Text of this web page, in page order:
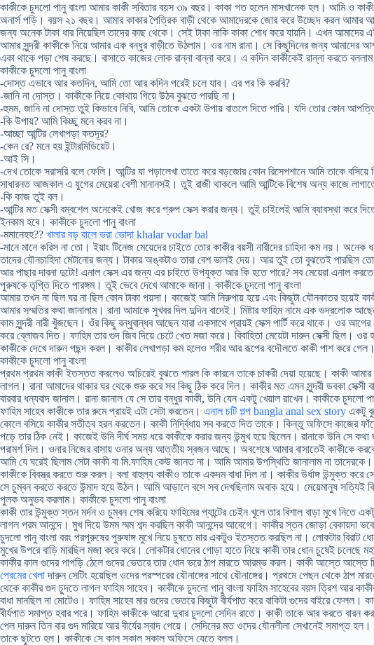
কাকীকে চুদলো পানু বাংলা আমার কাকী সবিতার বয়স ৩৯ বছর। কাকা গত হলেন মাসখানেক হল। আমি ও
অনার্স পড়ি। বয়স ২১ বছর। আমার কাকার পৈত্রিক বাড়ী থেকে আমাদেরকে জোর করে উচ্ছেদ করল
জন্য অনেক টাকা ধার নিয়েছিল তাদের কাছ থেকে। সেই টাকা নাকি কাকা শোধ করে যায়নি। এখন আমাদের
আমার সুন্দরী কাকীকে নিয়ে আমার এক বন্ধুর বাড়ীতে উঠলাম। ওর নাম রানা। সে কিছুদিনের জন্য আমাদের
একা থাকে পড়া শেষ করছে। বাসাতে কাজের লোক রান্না বান্না করে। এ কদিন কাকীকেই রান্না করতে
কাকীকে চুদলো পানু বাংলা
-দোস্ত এভাবে আর কতদিন, আমি তো আর কদিন পরেই চলে যাব। এর পর কি করবি?
-জানি না দোস্ত। কাকীকে নিয়ে কোথায় গিয়ে উঠব বুঝতে পারছি না।
-হুমম, জানি না দোস্ত তুই কিভাবে নিবি, আমি তোকে একটা উপায় বাতলে দিতে পারি। যদি তোর কোন
-কি উপায়? আমি কিচ্ছু মনে করব না।
-আচ্ছা আন্টির লেখাপড়া কতদূর?
-কেন রে? মনে হয় ইন্টারমিডিয়েট।
-আই সি।
-দেখ তোকে সরাসরি বলে ফেলি। আন্টির যা পড়ালেখা তাতে করে বড়জোর কোন রিসেপশানে আমি তাকে
সাধারনত আজকাল এ যুগের মেয়েরা বেশী মানানসই। তুই রাজী থাকলে আমি আন্টিকে বিশেষ অন্য কাজে
-কি কাজ তুই বল।
-আন্টির মত সেক্সী বম্বশেল অনেকেই খোজ করে গ্রুপ সেক্স করার জন্য। তুই চাইলেই আমি ব্যাবস্থা করে
ইনকাম হবে। কাকীকে চুদলো পানু বাংলা
-মমানেহহ?? খালার বড় বালে ভরা ভোদা khalar vodar bal
-মানে মানে করিস না তো। ইয়াং টিনেজ মেয়েদের চাইতে তোর কাকীর বয়সী নারীদের চাহিদা কম নয়। অনেক
তাদের যৌনচাহিদা মেটানোর জন্য। টাকার অঙ্কটাও তারা বেশ ভালই দেয়। আর তুই তো বুঝতেই পারছিস
আর পাছার দাবনা দুটো! এনাল সেক্স এর জন্য এর চাইতে উপযুক্ত আর কি হতে পারে? সব মেয়েরা এনাল
পুরুষকে তৃপ্তি দিতে পারঙ্গম। তুই ভেবে দেখে আমাকে জানা। কাকীকে চুদলো পানু বাংলা
আমার তখন না ছিল ঘর না ছিল কোন টাকা পয়সা। কাজেই আমি নিরুপায় হয়ে এবং কিছুটা যৌনকাতর হয়েই
আমার সম্মতির কথা জানালাম। রানা আমাকে সুখবর দিল দুদিন বাদেই। মিষ্টার ফাহিম নামে এক ভদ্রলোক
কাম সুন্দরী নারী খুঁজছেন। ওঁর কিছু বন্ধুবান্ধব আছেন যারা একসাথে প্রায়ই সেক্স পার্টি করে থাকে। ওর আগের
করে ব্লোজব দিত। ফাহিম তার গুদ জিব দিয়ে চেটে খেত মজা করে। বিবাহিতা মেয়েটা দারুন সেক্সী ছিল।
কাকীকে দেখে দারুন পছন্দ করল। কাকীর লেখাপড়া কম হলেও শরীর আর রূপের বদৌলতে কাকী পাশ করে গেল।
কাকীকে চুদলো পানু বাংলা
প্রথম প্রথম কাকী ইতস্তত করলেও অচিরেই বুঝতে পারল কি কারনে তাকে চাকরী দেয়া হয়েছে। কাকী
লাগল। রানা আমাদের থাকার ঘর থেকে শুরু করে সব কিছু ঠিক করে দিল। কাকীর মত এমন সুন্দরী ডবকা সেক্সী
বারবার ধন্যবাদ জানাল। রানা জানাল যে সে তার বন্ধুর কাকী, উনি যেন একটু খেয়াল রাখেন। কাকীকে চুদলো
ফাহিম সাহেব কাকীকে তার রুমে প্রায়ই এটা সেটা করতেন। এনাল চটি গল্প bangla anal sex story একটু
কোলে বসিয়ে কাকীর সতীত্ব হরন করতেন। কাকী নির্দ্বিধায় সব করতে দিত তাকে। কিন্তু অফিসে কাজের
পড়ে তার ঠিক নেই। কাজেই উনি দীর্ঘ সময় ধরে কাকীকে করার জন্য উন্মুখ হয়ে ছিলেন। রানাকে উনি সে কথা
পরামর্শ দিল। ওনার নিজের বাসায় ওনার অন্য আত্তীয় স্বজন আছে। অবশেষে আমার বাসাতেই কাকীকে
আমি যে ঘরেই ছিলাম সেটা কাকী বা মি.ফাহিম কেউ জানত না। আমি আমার উপস্থিতি জানালাম না
কাকীকে বিবস্ত্র করতে শুরু করল। বলা বাহুল্য কাকীও তাকে একদম বাধা দিল না। কাকীর উর্ধাঙ্গ উন্মুক্ত
সে চুম্বন করতে করতে উন্মাদ হয়ে উঠল। আমি আড়ালে বসে সব দেখছিলাম অবাক হয়ে। মেয়েমানুষ সত্যিই
পুলক অনুভব করলাম। কাকীকে চুদলো পানু বাংলা
কাকী তার উন্মুক্ত স্তন মর্দন ও চুম্বন শেষ করিয়ে ফাহিমের প্যান্টের চেইন খুলে তার বিশাল বাড়া মুখে নিতে
লাগল পরম আনন্দে। মুখ দিয়ে উমম ম্মম শব্দ করছিল কাকী আনন্দের আবেগে। কাকীর স্তন জোড়া বেকায়দা
চুদলো পানু বাংলা বরং পরপুরুষের পুরুষাঙ্গ মুখে নিয়ে চুষতে মার একটুও ইতস্তত করছিল না। লোকটার বিরাট
মুখের উপরে বাড়ি মারছিল মজা করে করে। লোকটার ধোনের গোড়া হাতে নিয়ে কাকী তার ধোন চুষেই চলেছে
কাকীর কাল গুদের পাপড়ি ঠেলে গুদের ভেতরে তার ধোন ভরে ঠাপ মারতে আরম্ভ করল। কাকী আস্তে আস্তে
প্রেমের খেলাদারুন সেটিং হয়েছিল ওদের পরস্পরের যৌনাঙ্গের সাথে যৌনাঙ্গের। প্রথমে পেছন থেকে ঠাপ
থেকে কাকীর গুদ চুদতে লাগল ফাহিম সাহেব। কাকীকে চুদলো পানু বাংলা ফাহিম সাহেবের বয়স ত্রিশ আর
বাধা মানছিল না মোটেও। ফাহিম সাহেব মার গুদের ভেতরে কিছুটা বীর্যপাত করে বাকিটা গুদের বাইরে ফেলল।
বীর্যপাত সমাপ্ত হবার পরে। ফাহিম কাকীকে আরো দুবার চুদলো সেদিন রাতে। কাকী তাকে আর করতে
পেল দারুন তিন বার গুদ মারিয়ে আর বীর্যের স্বাদ পেয়ে। সেদিনের মত ওদের যৌনলীলা সেখানেই সমাপ্ত
তাকে ছুটতে হল। কাকীকে সে কাল সকাল সকাল অফিসে যেতে বলল।